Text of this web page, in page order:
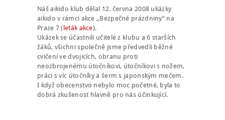
Náš aikido klub dělal 12. června 2008 ukázky
aikido v rámci akce „Bezpečné prázdniny“ na
Praze 7 ( leták akce).
Ukázek se účastnili učitelé z klubu a 6 starších
žáků, všichni společně jsme předvedli běžné
cvičení ve dvojicích, obranu proti
neozbrojenému útočníkovi, útočníkovi s nožem,
práci s víc útočníky a šerm s japonským mečem.
I když obecenstvo nebylo moc početné, byla to
dobrá zkušenost hlavně pro nás účinkující.